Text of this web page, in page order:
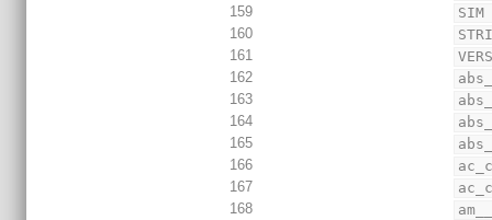
159
SIM
160
161
162
163
164
165
166
167
168